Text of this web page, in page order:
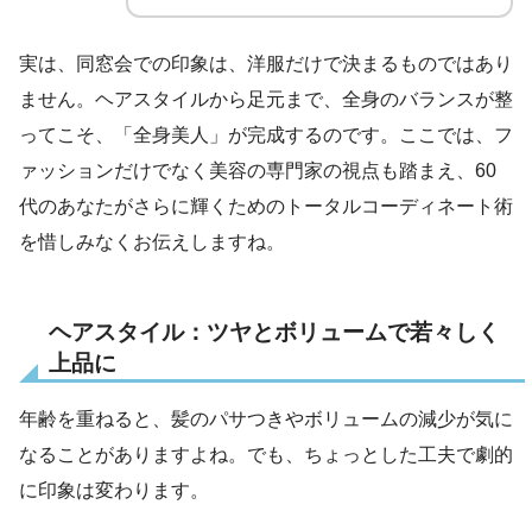
実は、同窓会での印象は、洋服だけで決まるものではあり
ません。ヘアスタイルから足元まで、全身のバランスが整
ってこそ、「全身美人」が完成するのです。ここでは、フ
ァッションだけでなく美容の専門家の視点も踏まえ、60
代のあなたがさらに輝くためのトータルコーディネート術
を惜しみなくお伝えしますね。
ヘアスタイル：ツヤとボリュームで若々しく
上品に
年齢を重ねると、髪のパサつきやボリュームの減少が気に
なることがありますよね。でも、ちょっとした工夫で劇的
に印象は変わります。